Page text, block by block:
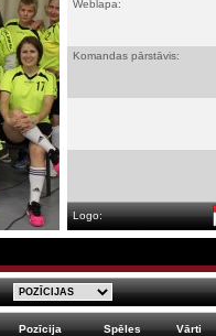
Weblapa:
Komandas pārstāvis:
Logo:
Pozīcija Spēles Vārti